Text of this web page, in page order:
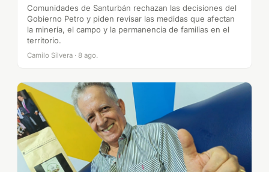
Comunidades de Santurbán rechazan las decisiones del
Gobierno Petro y piden revisar las medidas que afectan
la minería, el campo y la permanencia de familias en el
territorio.
Camilo Silvera · 8 ago.